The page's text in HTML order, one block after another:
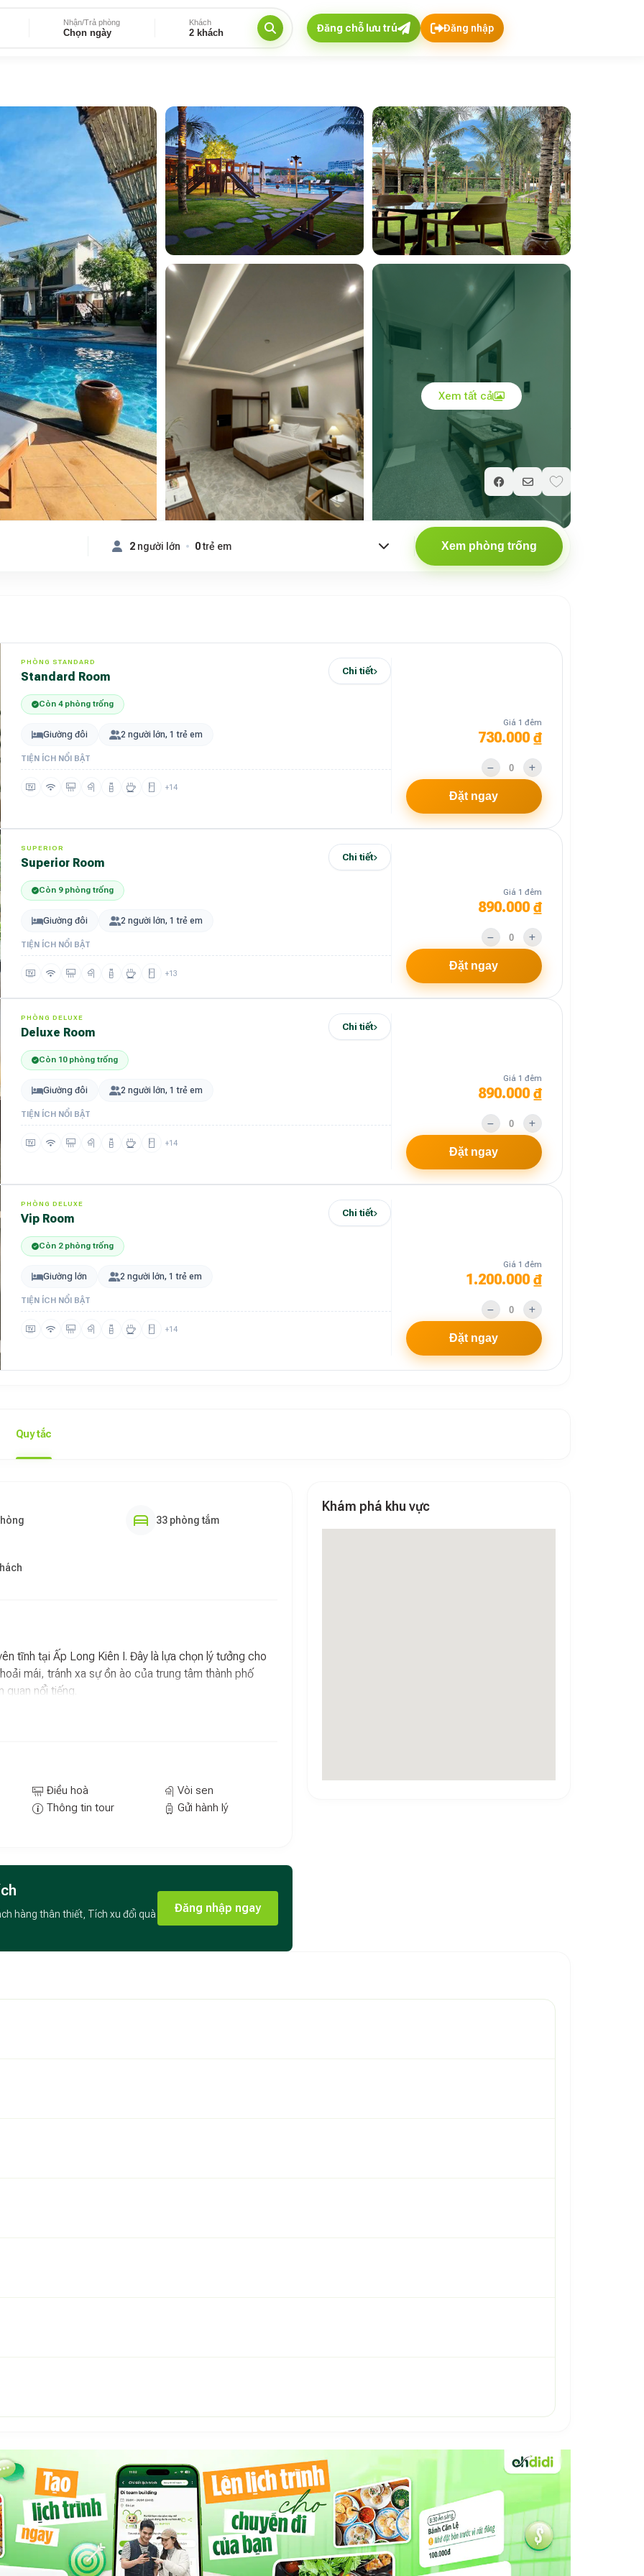
Nhận/Trả phòng
Chọn ngày
Khách
2 khách Đăng chỗ lưu trú Đăng nhập
Xem tất cả
730.000
2 người lớn 0trẻ em Xem phòng trống
PHÒNG STANDARD
Standard Room Chi tiết
Còn 4 phòng trống
Giường đôi 2 người lớn, 1 trẻ em
TIỆN ÍCH NỔI BẬT
+14
Giá 1 đêm
730.000 ₫
Đặt ngay
SUPERIOR
Superior Room Chi tiết
Còn 9 phòng trống
Giường đôi 2 người lớn, 1 trẻ em
TIỆN ÍCH NỔI BẬT
+13
Giá 1 đêm
890.000 ₫
Đặt ngay
PHÒNG DELUXE
Deluxe Room Chi tiết
Còn 10 phòng trống
Giường đôi 2 người lớn, 1 trẻ em
TIỆN ÍCH NỔI BẬT
+14
Giá 1 đêm
890.000 ₫
Đặt ngay
PHÒNG DELUXE
Vip Room Chi tiết
Còn 2 phòng trống
Giường lớn 2 người lớn, 1 trẻ em
TIỆN ÍCH NỔI BẬT
+14
Giá 1 đêm
1.200.000 ₫
Đặt ngay
Quy tắc
33 phòng tắm
tĩnh tại Ấp Long Kiên I. Đây là lựa chọn lý tưởng cho
mái, tránh xa sự ồn ào của trung tâm thành phố
quan nổi tiếng.
máy sấy tóc
26 km.
Điều hoà
Vòi sen
Thông tin tour Gửi hành lý
hàng thân thiết, Tích xu đổi quà
Đăng nhập ngay
Khám phá khu vực